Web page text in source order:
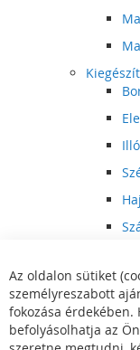
Szórakoztató
Az oldalon sütiket
személyreszabott
fokozása érdekében.
befolyásolhatja az